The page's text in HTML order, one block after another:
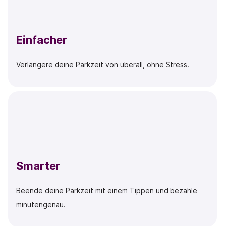
Einfacher
Verlängere deine Parkzeit von überall, ohne Stress.
Smarter
Beende deine Parkzeit mit einem Tippen und bezahle
minutengenau.